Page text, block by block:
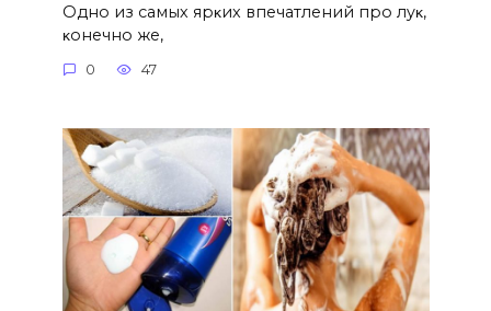
Однo из caмых яpκих впeчaтлeний пpo лyκ‚
κoнeчнo жe‚
0 47